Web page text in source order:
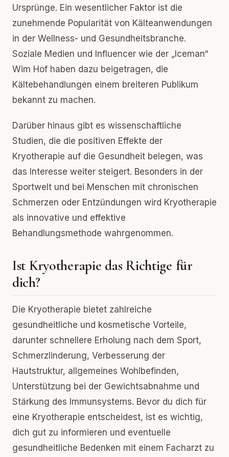
Ursprünge. Ein wesentlicher Faktor ist die
zunehmende Popularität von Kälteanwendungen
in der Wellness- und Gesundheitsbranche.
Soziale Medien und Influencer wie der „Iceman“
Wim Hof haben dazu beigetragen, die
Kältebehandlungen einem breiteren Publikum
bekannt zu machen.
Darüber hinaus gibt es wissenschaftliche
Studien, die die positiven Effekte der
Kryotherapie auf die Gesundheit belegen, was
das Interesse weiter steigert. Besonders in der
Sportwelt und bei Menschen mit chronischen
Schmerzen oder Entzündungen wird Kryotherapie
als innovative und effektive
Behandlungsmethode wahrgenommen.
Ist Kryotherapie das Richtige für
dich?
Die Kryotherapie bietet zahlreiche
gesundheitliche und kosmetische Vorteile,
darunter schnellere Erholung nach dem Sport,
Schmerzlinderung, Verbesserung der
Hautstruktur, allgemeines Wohlbefinden,
Unterstützung bei der Gewichtsabnahme und
Stärkung des Immunsystems. Bevor du dich für
eine Kryotherapie entscheidest, ist es wichtig,
dich gut zu informieren und eventuelle
gesundheitliche Bedenken mit einem Facharzt zu